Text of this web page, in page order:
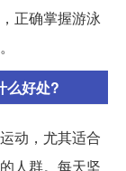
正确掌握游泳
么好处?
动，尤其适合
人群。每天坚